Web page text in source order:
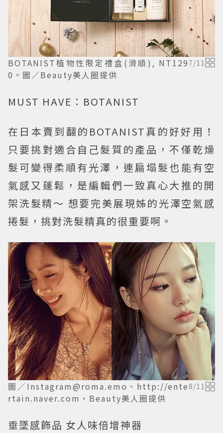
BOTANIST植物性限定禮盒(滑順), NT129
0。圖／Beauty美人圈提供
7/11
MUST HAVE：BOTANIST
在日本賣到翻的BOTANIST真的好好用！
只要挑對適合自己髮質的產品，不僅乾燥
髮可變得柔順有光澤，連扁塌髮也能有空
氣感又蓬鬆，是編輯們一致真心大推的開
架洗髮精～ 想要完美展現姊的光澤空氣感
捲髮，挑對洗髮精真的很重要啊。
圖／Instagram@roma.emo、http://ente
rtain.naver.com，Beauty美人圈提供
8/11
垂墜感飾品 女人味倍增神器